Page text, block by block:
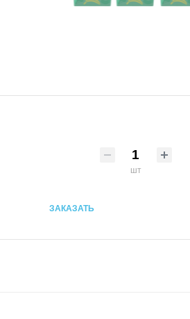
шт
ЗАКАЗАТЬ